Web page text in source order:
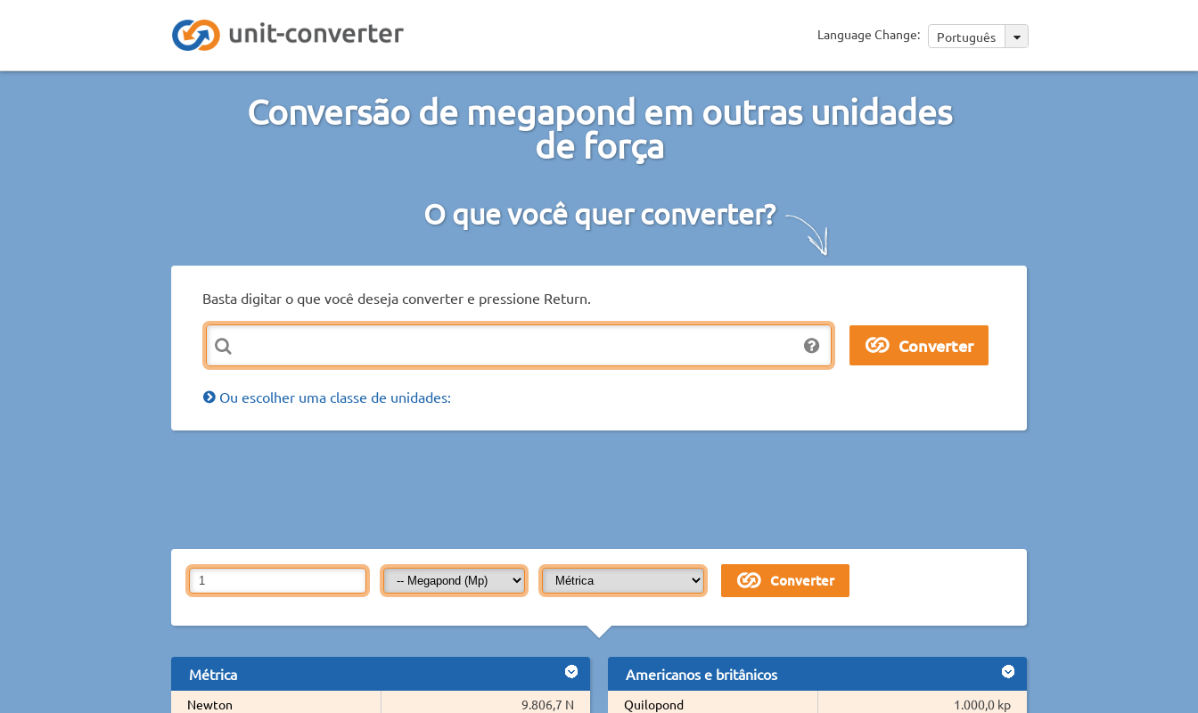
Language Change: Português
Conversão de megapond em outras unidades
de força
O que você quer converter?
Basta digitar o que você deseja converter e pressione Return.
Ou escolher uma classe de unidades:
Métrica
Newton
9.806,7 N
Americanos e britânicos
Quilopond
1.000,0 kp